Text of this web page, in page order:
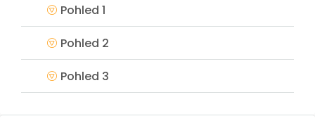
Pohled 1
Pohled 2
Pohled 3